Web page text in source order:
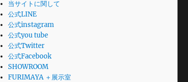
当サイトに関して
公式LINE
公式instagram
公式you tube
公式Twitter
公式Facebook
SHOWROOM
FURIMAYA ＋展示室